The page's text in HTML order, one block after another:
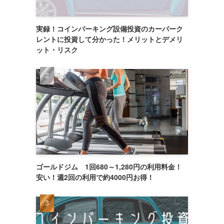
実録！コインパーキング設備投資のカーパーク
レントに投資して分かった！メリットとデメリ
ット・リスク
ゴールドジム 1回680～1,280円の利用料金！
安い！週2回の利用で約4000円お得！